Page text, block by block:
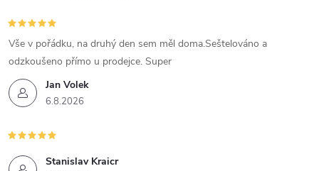
Jan Volek
6.8.2026
Vše v pořádku, na druhý den sem měl doma.Seštelováno a
odzkoušeno přímo u prodejce. Super
Stanislav Kraicr